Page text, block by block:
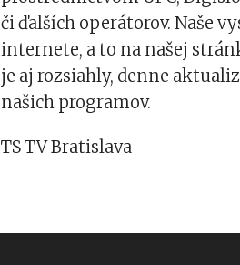
či ďalších operátorov. Naše
internete, a to na našej
je aj rozsiahly, denne
našich programov.
TS TV Bratislava